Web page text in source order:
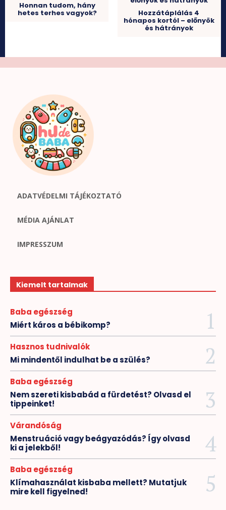
Honnan tudom, hány
hetes terhes vagyok? Hozzátáplálás 4
hónapos kortól – előnyök
és hátrányok
ADATVÉDELMI TÁJÉKOZTATÓ
MÉDIA AJÁNLAT
IMPRESSZUM
Kiemelt tartalmak
Baba egészség
Miért káros a bébikomp?
Hasznos tudnivalók
Mi mindentől indulhat be a szülés?
Baba egészség
Nem szereti kisbabád a fürdetést? Olvasd el
tippeinket!
Várandóság
Menstruáció vagy beágyazódás? Így olvasd
ki a jelekből!
Baba egészség
Klímahasználat kisbaba mellett? Mutatjuk
mire kell figyelned!